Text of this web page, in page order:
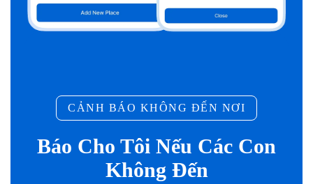
CẢNH BÁO KHÔNG ĐẾN NƠI
Báo Cho Tôi Nếu Các Con
Không Đến